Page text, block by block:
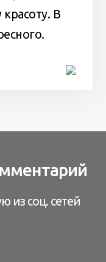
красоту. В
из соц. сетей